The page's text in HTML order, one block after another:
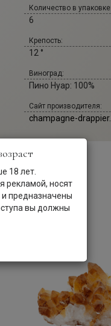
Количество в упаковке:
6
Крепость:
12 °
Виноград:
Пино Нуар: 100%
Сайт производителя:
champagne-
18 лет.
рекламой, носят
предназначены
вы должны